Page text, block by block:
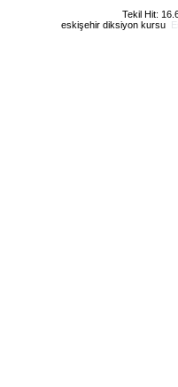
Tekil Hit:
eskişehir diksiyon kursu